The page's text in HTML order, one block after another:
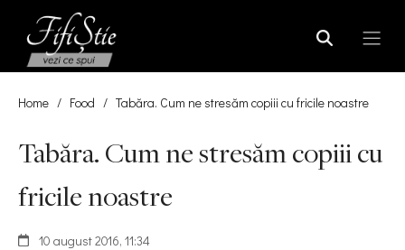
Home / Food / Tabăra. Cum ne stresăm copiii cu fricile noastre
Tabăra. Cum ne stresăm copiii cu
fricile noastre
10 august 2016, 11:34